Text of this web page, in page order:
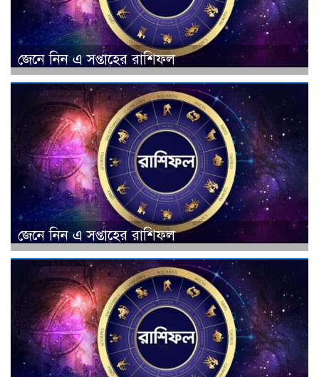
জেনে নিন এ সপ্তাহের রাশিফল
জেনে নিন এ সপ্তাহের রাশিফল